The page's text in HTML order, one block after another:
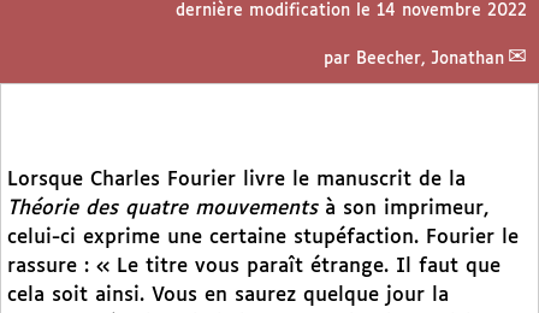
dernière modification le 14 novembre 2022
par Beecher, Jonathan
Lorsque Charles Fourier livre le manuscrit de la
Théorie des quatre mouvementsà son imprimeur,
celui-ci exprime une certaine stupéfaction. Fourier le
rassure : « Le titre vous paraît étrange. Il faut que
cela soit ainsi. Vous en saurez quelque jour la